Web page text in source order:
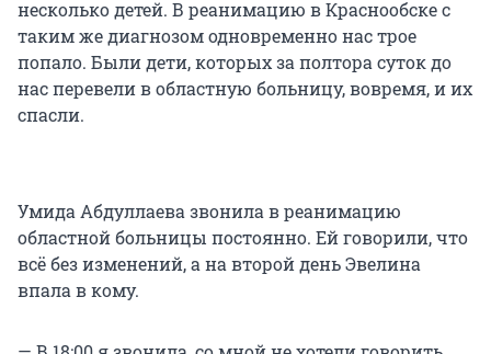
несколько детей. В реанимацию в Краснообске с
таким же диагнозом одновременно нас трое
попало. Были дети, которых за полтора суток до
нас перевели в областную больницу, вовремя, и их
спасли.
Умида Абдуллаева звонила в реанимацию
областной больницы постоянно. Ей говорили, что
всё без изменений, а на второй день Эвелина
впала в кому.